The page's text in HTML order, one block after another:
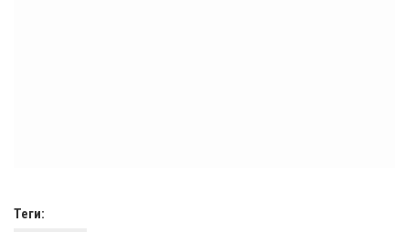
Теги: